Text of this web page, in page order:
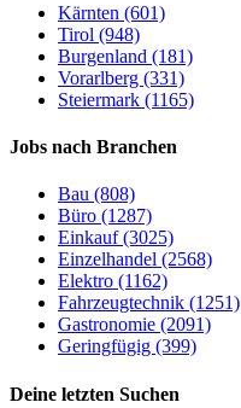
Kärnten (601)
Tirol (948)
Burgenland (181)
Vorarlberg (331)
Steiermark (1165)
Jobs nach Branchen
Bau (808)
Büro (1287)
Einkauf (3025)
Einzelhandel (2568)
Elektro (1162)
Fahrzeugtechnik (1251)
Gastronomie (2091)
Geringfügig (399)
Deine letzten Suchen